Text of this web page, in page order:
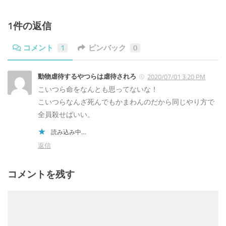
1件の返信
コメント 1 ピンバック 0
動物虐待するやつらは虐待されろ 2020/07/01 3:20 PM
こいつら命をなんとも思ってないな！
こいつらなんざ死んでもかまわんのだから同じやり方で
全員殺せばいい。
読み込み中…
返信
コメントを残す